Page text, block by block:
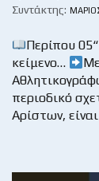
Συντάκτης:
Περίπου
κείμενο…
περιοδικό
Αρίστων,